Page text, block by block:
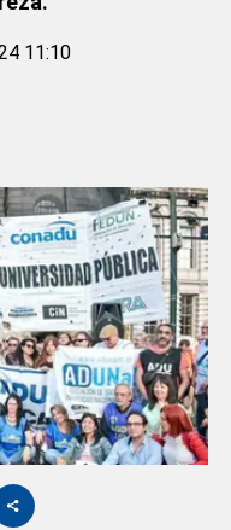
11:10